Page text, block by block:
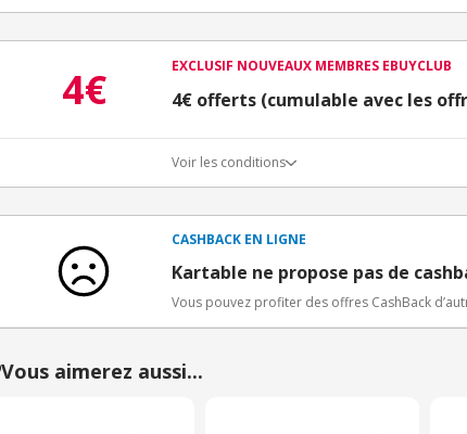
4€ EXCLUSIF NOUVEAUX MEMBRES EBUYCLUB
4€ offerts (cumulable avec les
Voir les conditions
3€ de bienvenue crédités immédiatement +
Offre réservée à une toute première inscription
CASHBACK EN LIGNE
Kartable ne propose pas de
Vous pouvez profiter des offres CashBack
Vous aimerez aussi...